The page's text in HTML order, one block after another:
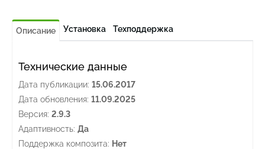
Описание Установка Техподдержка
Технические данные
Дата публикации: 15.06.2017
Дата обновления: 11.09.2025
Версия: 2.9.3
Адаптивность: Да
Поддержка композита: Нет